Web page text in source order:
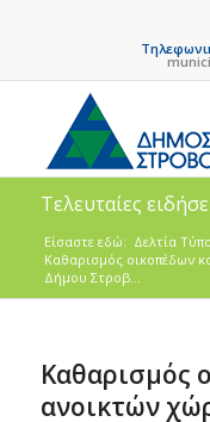
Τελευταίες
Είσαστε εδώ: Δελτία
Καθαρισμός οικοπέδων
Δήμου Στροβ...
Καθαρισμός
ανοικτών